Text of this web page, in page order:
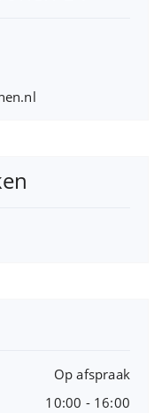
Op afspraak
10:00 - 16:00